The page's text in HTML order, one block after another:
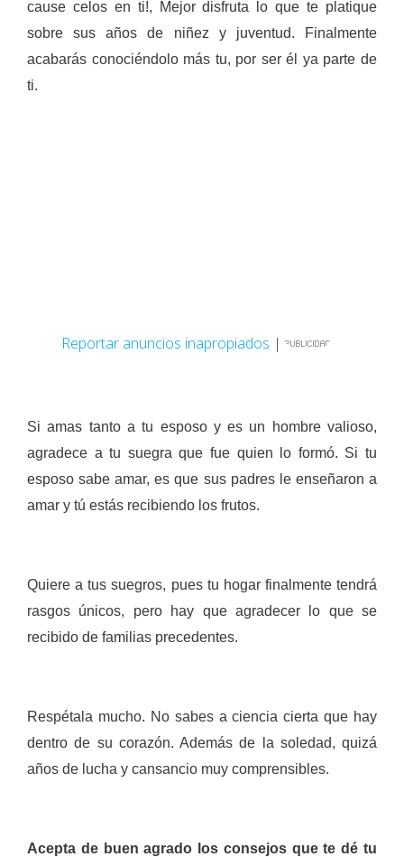
cause celos en ti!, Mejor disfruta lo que te platique
sobre sus años de niñez y juventud. Finalmente
acabarás conociéndolo más tu, por ser él ya parte de
ti.
Reportar anuncios inapropiados |
Si amas tanto a tu esposo y es un hombre valioso,
agradece a tu suegra que fue quien lo formó. Si tu
esposo sabe amar, es que sus padres le enseñaron a
amar y tú estás recibiendo los frutos.
Quiere a tus suegros, pues tu hogar finalmente tendrá
rasgos únicos, pero hay que agradecer lo que se
recibido de familias precedentes.
Respétala mucho. No sabes a ciencia cierta que hay
dentro de su corazón. Además de la soledad, quizá
años de lucha y cansancio muy comprensibles.
Acepta de buen agrado los consejos que te dé tu